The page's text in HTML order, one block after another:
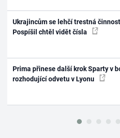
Ukrajincům se lehčí trestná
Pospíšil chtěl vidět čísla
Prima přinese další krok Sparty v
rozhodující odvetu v Lyonu